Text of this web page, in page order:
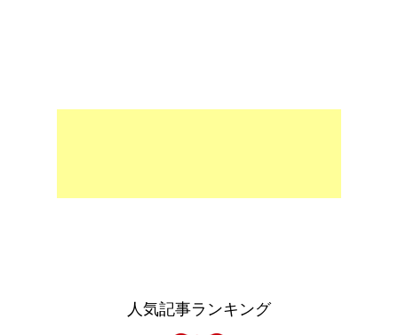
人気記事ランキング